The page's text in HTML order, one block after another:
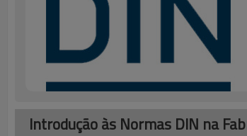
Introdução às Normas DIN na